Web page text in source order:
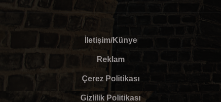
İletişim/Künye
Reklam
Çerez Politikası
Gizlilik Politikası